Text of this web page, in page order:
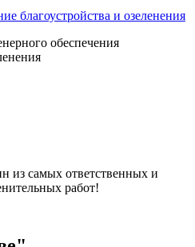
благоустройства и озеленения
обеспечения
из самых ответственных и
работ!